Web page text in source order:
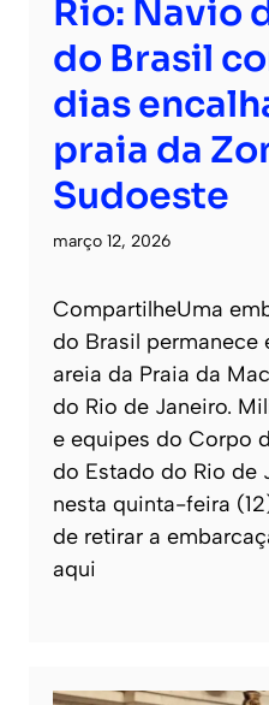
Rio: Navio
do Brasil
dias
praia da
Sudoeste
março 12, 2026
CompartilheUma
do Brasil permanece
areia da Praia da
do Rio de Janeiro.
e equipes do Corpo
do Estado do Rio de
nesta quinta-feira
de retirar a
aqui